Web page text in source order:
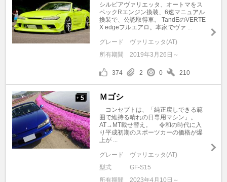
シルビアヴァリエッタ、オートマをス
ペックRエンジン換装、6速マニュアル
換装で、公認取得車。 TandEのVERTE
X edgeフルエアロ。本家でヴァ ...
グレード
ヴァリエッタ(AT)
所有期間
2019年3月26日～
374 2 0 210
+ 5 Ｍゴシ
コンセプトは、「純正戻しできる範
囲で維持る晴れの日専用マシン」。
AT→MT載せ替え。 令和の時代に入
り平成初期のスポーツカーの価格が爆
上が ...
グレード
ヴァリエッタ(AT)
型式
GF-S15
所有期間
2023年4月10日～